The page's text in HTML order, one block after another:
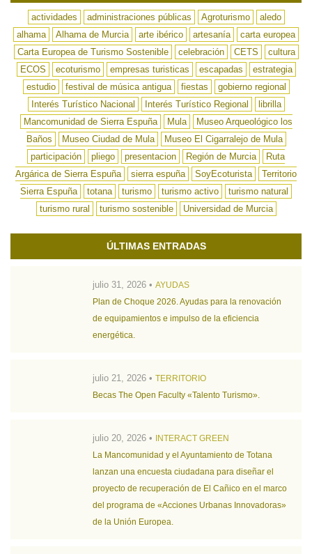
actividades administraciones públicas Agroturismo
aledo
alhama
Alhama de Murcia arte ibérico artesanía
carta europea
Carta Europea de Turismo Sostenible
celebración CETS
cultura
ECOS
ecoturismo empresas turisticas escapadas
estrategia
estudio
festival de música antigua fiestas
gobierno regional
Interés Turístico Nacional
Interés Turístico Regional
librilla
Mancomunidad de Sierra Espuña
Mula
Museo Arqueológico los
Baños
Museo Ciudad de Mula
Museo El Cigarralejo de Mula
participación
pliego presentacion Región de Murcia
Ruta
Argárica de Sierra Espuña
sierra espuña SoyEcoturista
Territorio
Sierra Espuña
totana turismo turismo activo
turismo natural
turismo rural
turismo sostenible Universidad de Murcia
ÚLTIMAS ENTRADAS
julio 31, 2026 • AYUDAS
Plan de Choque 2026. Ayudas para la renovación
de equipamientos e impulso de la eficiencia
energética.
julio 21, 2026 • TERRITORIO
Becas The Open Faculty «Talento Turismo».
julio 20, 2026 •
INTERACT GREEN
La Mancomunidad y el Ayuntamiento de Totana
lanzan una encuesta ciudadana para diseñar el
proyecto de recuperación de El Cañico en el marco
del programa de «Acciones Urbanas Innovadoras»
de la Unión Europea.